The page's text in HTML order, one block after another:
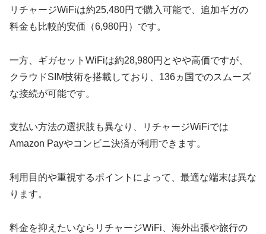
リチャージWiFiは約25,480円で購入可能で、追加ギガの
料金も比較的安価（6,980円）です。
一方、ギガセットWiFiは約28,980円とやや高価ですが、
クラウドSIM技術を搭載しており、136ヵ国でのスムーズ
な接続が可能です。
支払い方法の選択肢も異なり、リチャージWiFiでは
Amazon Payやコンビニ決済が利用できます。
利用目的や重視するポイントによって、最適な端末は異な
ります。
料金を抑えたいならリチャージWiFi、海外出張や旅行の